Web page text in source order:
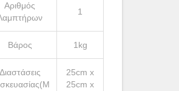
Αριθμός
1
Βάρος 1kg
Διαστάσεις
25cm x
25cm x